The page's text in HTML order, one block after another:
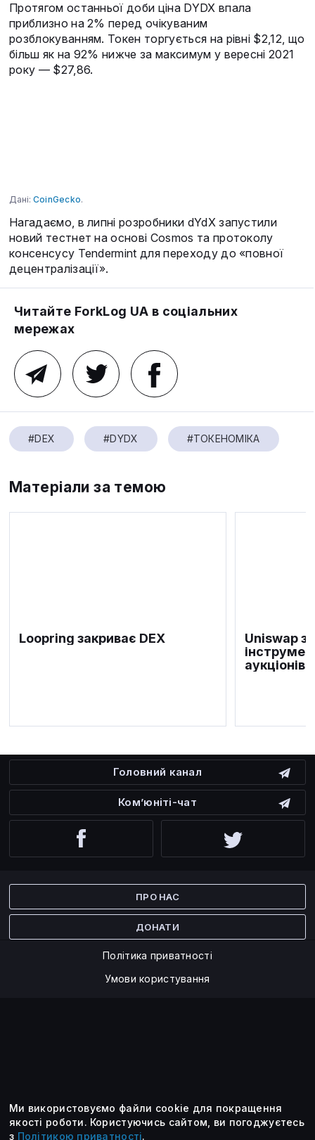
Протягом останньої доби ціна DYDX впала
приблизно на 2% перед очікуваним
розблокуванням. Токен торгується на рівні $2,12, що
більш як на 92% нижче за максимум у вересні 2021
року — $27,86.
Дані: CoinGecko.
Нагадаємо, в липні розробники dYdX запустили
новий тестнет на основі Cosmos та протоколу
консенсусу Tendermint для переходу до «повної
децентралізації».
Читайте ForkLog UA в соціальних
мережах
#DEX #DYDX #ТОКЕНОМІКА
Матеріали за темою
Loopring закриває DEX
Uniswap
аукціонів
Головний канал
Ком’юніті-чат
ПРО НАС
ДОНАТИ
Політика приватності
Умови користування
©2014 — 2026
Ми використовуємо файли cookie для покращення
якості роботи. Користуючись сайтом, ви погоджуєтесь
з Політикою приватності.